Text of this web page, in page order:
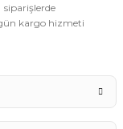
siparişlerde
kargo hizmeti